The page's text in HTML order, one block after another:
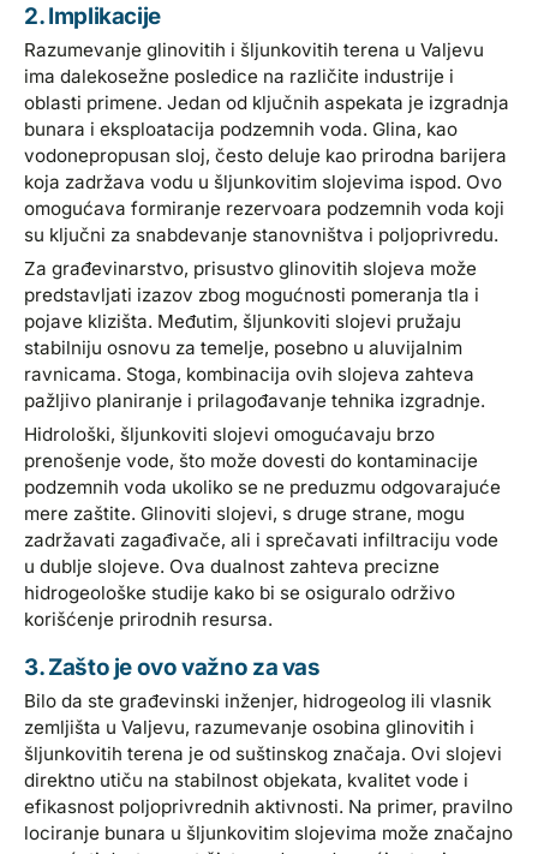
2. Implikacije
Razumevanje glinovitih i šljunkovitih terena u Valjevu
ima dalekosežne posledice na različite industrije i
oblasti primene. Jedan od ključnih aspekata je izgradnja
bunara i eksploatacija podzemnih voda. Glina, kao
vodonepropusan sloj, često deluje kao prirodna barijera
koja zadržava vodu u šljunkovitim slojevima ispod. Ovo
omogućava formiranje rezervoara podzemnih voda koji
su ključni za snabdevanje stanovništva i poljoprivredu.
Za građevinarstvo, prisustvo glinovitih slojeva može
predstavljati izazov zbog mogućnosti pomeranja tla i
pojave klizišta. Međutim, šljunkoviti slojevi pružaju
stabilniju osnovu za temelje, posebno u aluvijalnim
ravnicama. Stoga, kombinacija ovih slojeva zahteva
pažljivo planiranje i prilagođavanje tehnika izgradnje.
Hidrološki, šljunkoviti slojevi omogućavaju brzo
prenošenje vode, što može dovesti do kontaminacije
podzemnih voda ukoliko se ne preduzmu odgovarajuće
mere zaštite. Glinoviti slojevi, s druge strane, mogu
zadržavati zagađivače, ali i sprečavati infiltraciju vode
u dublje slojeve. Ova dualnost zahteva precizne
hidrogeološke studije kako bi se osiguralo održivo
korišćenje prirodnih resursa.
3. Zašto je ovo važno za vas
Bilo da ste građevinski inženjer, hidrogeolog ili vlasnik
zemljišta u Valjevu, razumevanje osobina glinovitih i
šljunkovitih terena je od suštinskog značaja. Ovi slojevi
direktno utiču na stabilnost objekata, kvalitet vode i
efikasnost poljoprivrednih aktivnosti. Na primer, pravilno
lociranje bunara u šljunkovitim slojevima može značajno